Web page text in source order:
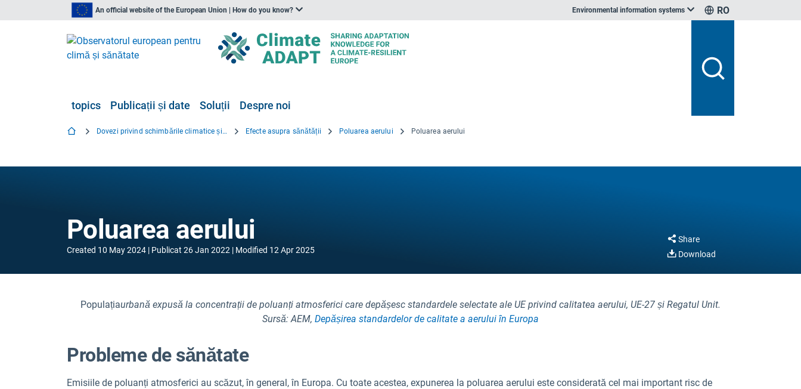
An official website of the European Union | How do you know? Environmental information systems RO
topics Publicații și date Soluții Despre noi
Dovezi privind schimbările climatice și sănătatea Efecte asupra sănătății Poluarea aerului Poluarea aerului
Poluarea aerului
Created 10 May 2024 Publicat 26 Jan 2022 Modified 12 Apr 2025
Share
Download
Populațiaurbană expusă la concentrații de poluanți atmosferici care depășesc standardele selectate ale UE privind calitatea aerului, UE-27 și Regatul Unit.
Sursă: AEM, Depășirea standardelor de calitate a aerului în Europa
Probleme de sănătate
Emisiile de poluanți atmosferici au scăzut, în general, în Europa. Cu toate acestea, expunerea la poluarea aerului este considerată cel mai important risc de